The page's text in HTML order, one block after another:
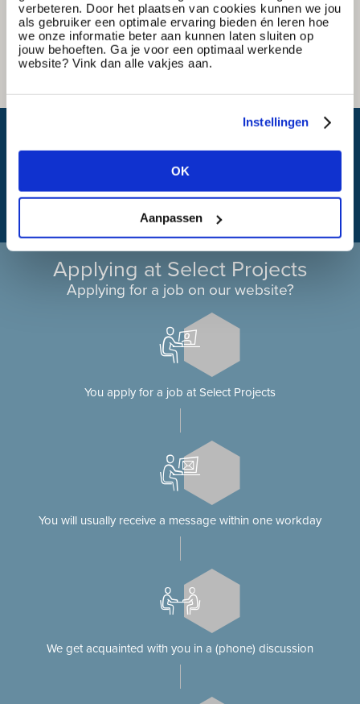
verbeteren. Door het plaatsen van cookies kunnen we jou
als gebruiker een optimale ervaring bieden én leren hoe
we onze informatie beter aan kunnen laten sluiten op
jouw behoeften. Ga je voor een optimaal werkende
website? Vink dan alle vakjes aan.
Instellingen
OK
Aanpassen
Applying at Select Projects
Applying for a job on our website?
You apply for a job at Select Projects
You will usually receive a message within one workday
We get acquainted with you in a (phone) discussion